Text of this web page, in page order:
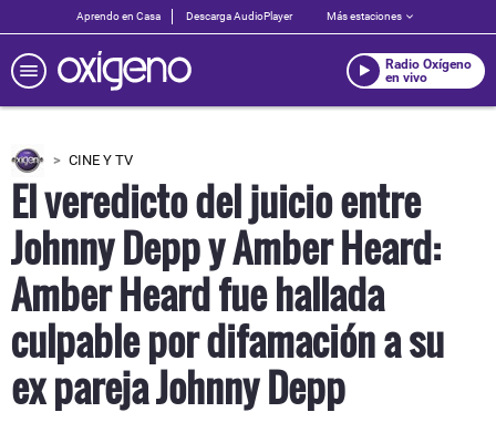
Aprendo en Casa Descarga AudioPlayer Más estaciones
Radio Oxígeno
en vivo
CINE Y TV
El veredicto del juicio entre
Johnny Depp y Amber Heard:
Amber Heard fue hallada
culpable por difamación a su
ex pareja Johnny Depp